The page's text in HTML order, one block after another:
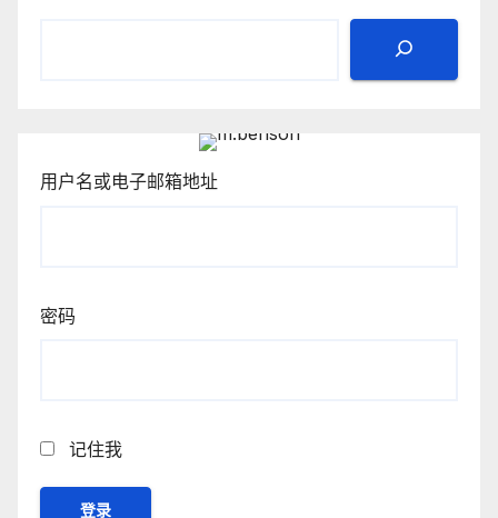
用户名或电子邮箱地址
密码
记住我